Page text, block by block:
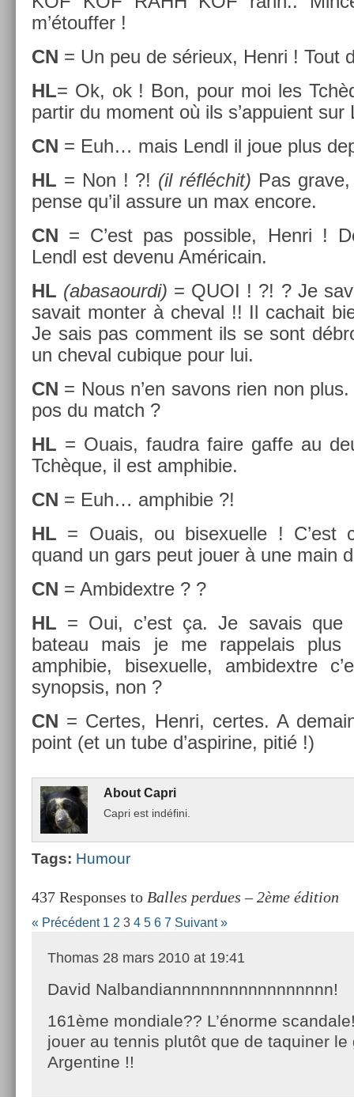
m’étouff­er !
CN = Un peu de sérieux, Henri ! Tout
HL= Ok, ok ! Bon, pour moi les
par­tir du mo­ment où ils s’ap­puient sur
CN = Euh… mais Lendl il joue plus
HL = Non ! ?! (il réfléchit) Pas
pense qu’il as­sure un max en­core.
CN = C’est pas pos­sible, Henri !
Lendl est de­venu Américain.
HL (ab­asaour­di) = QUOI ! ?! ? Je
savait mont­er à chev­al !! Il cac­hait
Je sais pas com­ment ils se sont
un chev­al cubique pour lui.
CN = Nous n’en savons rien non
pos du match ?
HL = Ouais, faud­ra faire gaffe au
Tchèque, il est amphibie.
CN = Euh… amphibie ?!
HL = Ouais, ou bi­sexuel­le ! C’est
quand un gars peut jouer à une main
CN = Am­bidextre ? ?
HL = Oui, c’est ça. Je savais que
bateau mais je me rap­pelais plus
amphibie, bi­sexuel­le, am­bidextre
syn­op­sis, non ?
CN = Cer­tes, Henri, cer­tes. A
point (et un tube d’as­pirine, pitié !)
About Capri
Capri est indéfini.
Tags: Humour
437 Responses to Balles perdues – 2ème édition
« Précédent 1 2 3 4 5 6 7 Suivant »
Thomas 28 mars 2010 at 19:41
David Nalbandiannnnnnnnnnnnnnnnn!
161ème mondiale?? L’énorme
jouer au tennis plutôt que de taquiner le
Argentine !!